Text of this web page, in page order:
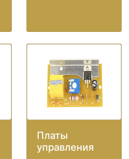
Платы
управления